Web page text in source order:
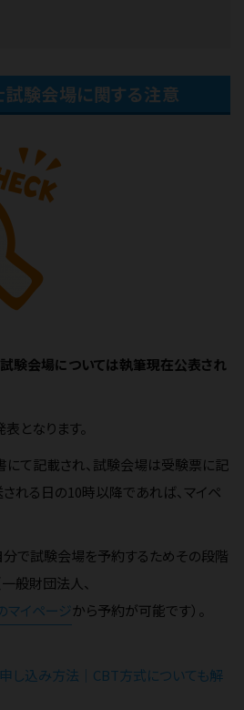
験会場に関する注意
験会場については執筆現在公表され
となります。
にて記載され、試験会場は受験票に記
れる日の10時以降であれば、マイペ
分で試験会場を予約するためその段階
般財団法人、
マイページから予約が可能です）。
し込み方法｜CBT方式についても解